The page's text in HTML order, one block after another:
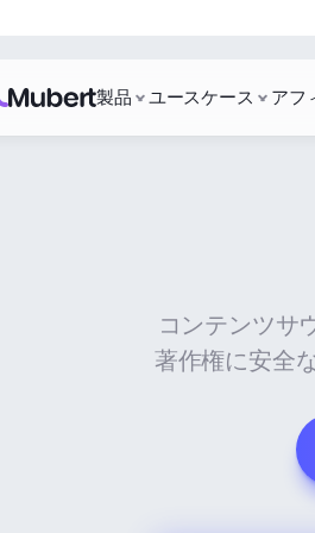
コンテンツサ
著作権に安全
製品 ユースケース アフ